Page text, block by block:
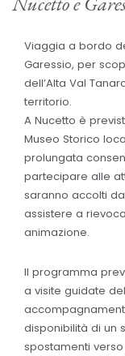
Viaggia a bordo
Garessio, per
dell’Alta Val
territorio.
A Nucetto è
Museo Storico
prolungata
partecipare alle
saranno accolti
assistere a
animazione.
Il programma
a visite guidate
disponibilità di un
spostamenti